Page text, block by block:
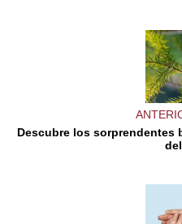
Descubre los sorprendentes